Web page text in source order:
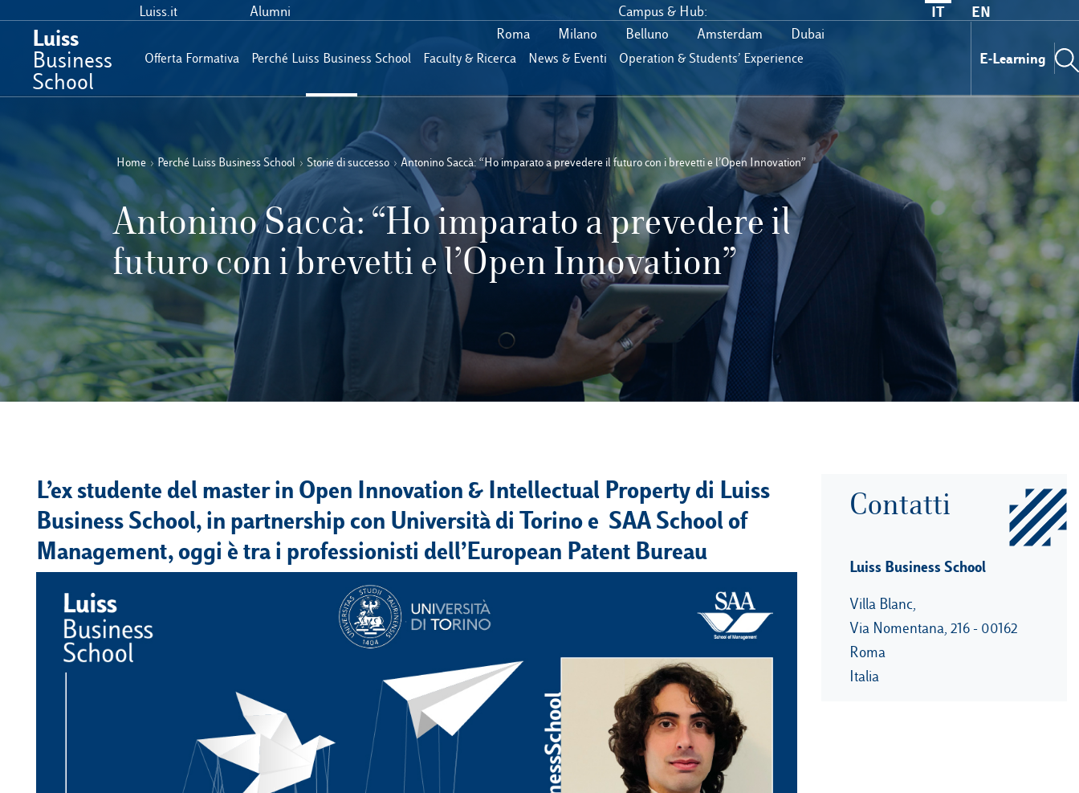
Luiss.it Alumni
Campus & Hub:
Roma
Milano Belluno Amsterdam Dubai
IT EN
Luiss
Business
School
Offerta Formativa Perché Luiss Business School Faculty & Ricerca News & Eventi Operation & Students’ Experience E-Learning
Home › Perché Luiss Business School › Storie di successo › Antonino Saccà: “Ho imparato a prevedere il futuro con i brevetti e l’Open Innovation”
Antonino Saccà: “Ho imparato a prevedere il
futuro con i brevetti e l’Open Innovation”
L’ex studente del master in Open Innovation & Intellectual Property di Luiss
Business School, in partnership con Università di Torino e SAA School of
Management, oggi è tra i professionisti dell’European Patent Bureau
Contatti
Luiss Business School
Villa Blanc,
Via Nomentana, 216 - 00162
Roma
Italia